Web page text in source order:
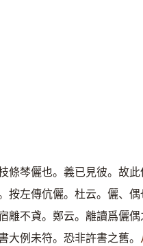
條棽儷也。義已見彼。故此
按左傳伉儷。杜云。儷、
離不貣。鄭云。離讀爲儷
例未符。恐非許書之舊。